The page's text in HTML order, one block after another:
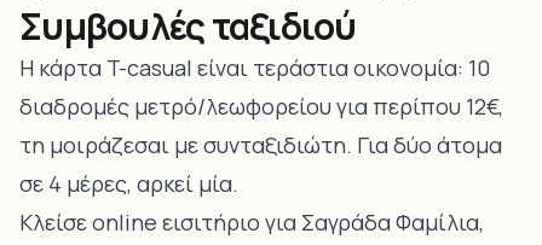
Συμβουλές ταξιδιού
Η κάρτα T-casual είναι τεράστια οικονομία: 10
διαδρομές μετρό/λεωφορείου για περίπου 12€,
τη μοιράζεσαι με συνταξιδιώτη. Για δύο άτομα
σε 4 μέρες, αρκεί μία.
Κλείσε online εισιτήριο για Σαγράδα Φαμίλια,